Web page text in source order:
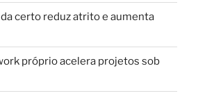
certo reduz atrito e aumenta
próprio acelera projetos sob